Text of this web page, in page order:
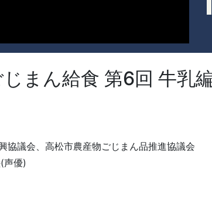
まん給食 第6回 牛乳
協議会、高松市農産物ごじまん品推進協議会
声優)